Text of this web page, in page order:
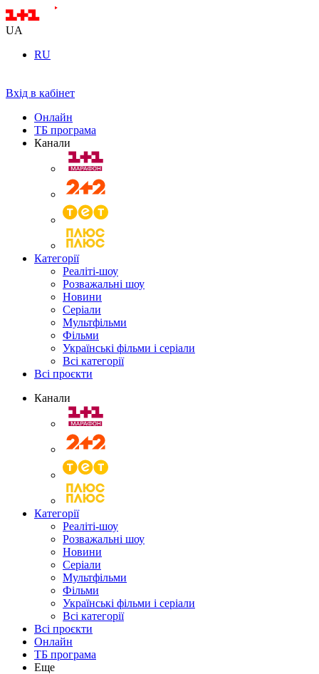
UA
RU
Вхід в кабінет
Онлайн
ТБ програма
Канали
Категорії
Реаліті-шоу
Розважальні шоу
Новини
Серіали
Мультфільми
Фільми
Українські фільми і серіали
Всі категорії
Всі проєкти
Канали
Категорії
Реаліті-шоу
Розважальні шоу
Новини
Серіали
Мультфільми
Фільми
Українські фільми і серіали
Всі категорії
Всі проєкти
Онлайн
ТБ програма
Еще